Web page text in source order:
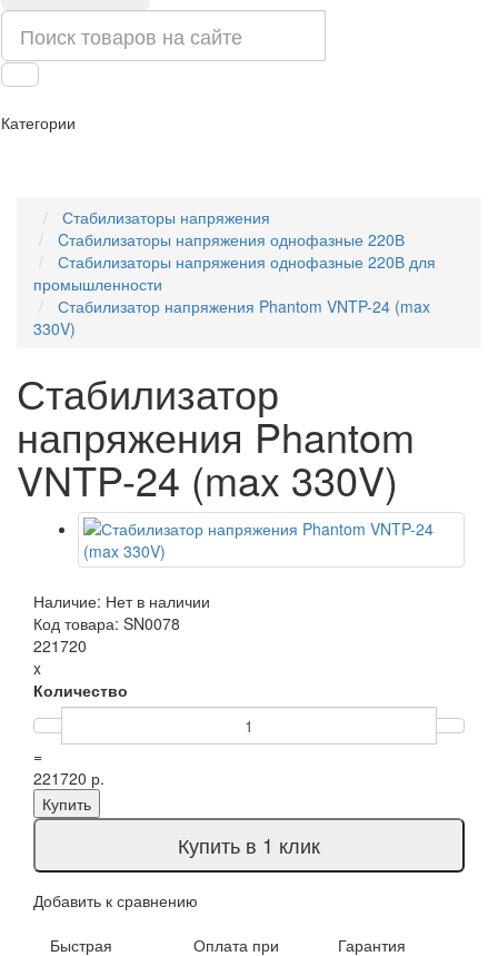
Категории
Стабилизаторы напряжения
Cтабилизаторы напряжения однофазные 220В
Стабилизаторы напряжения однофазные 220В для
промышленности
Стабилизатор напряжения Phantom VNTP-24 (max
330V)
Стабилизатор
напряжения Phantom
VNTP-24 (max 330V)
Наличие: Нет в наличии
Код товара: SN0078
221720
x
Количество
=
221720 р.
Купить
Купить в 1 клик
Добавить к сравнению
Быстрая
Оплата при
Гарантия